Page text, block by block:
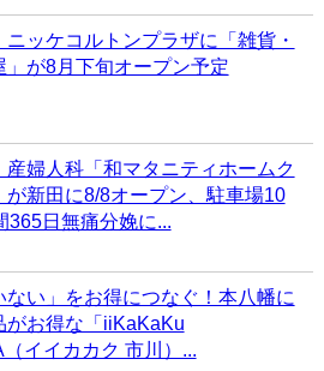
ニッケコルトンプラザに「雑貨・
」が8月下旬オープン予定
産婦人科「和マタニティホームク
が新田に8/8オープン、駐車場10
365日無痛分娩に...
ない」をお得につなぐ！本八幡に
がお得な「iiKaKaKu
（イイカカク 市川）...